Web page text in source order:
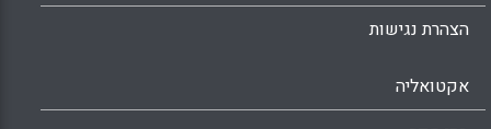
הצהרת נגישות
אקטואליה